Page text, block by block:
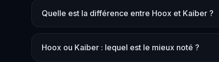
Quelle est la différence entre Hoox et Kaiber ?
Hoox ou Kaiber : lequel est le mieux noté ?